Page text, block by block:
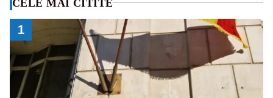
CELE MAI CITITE
1